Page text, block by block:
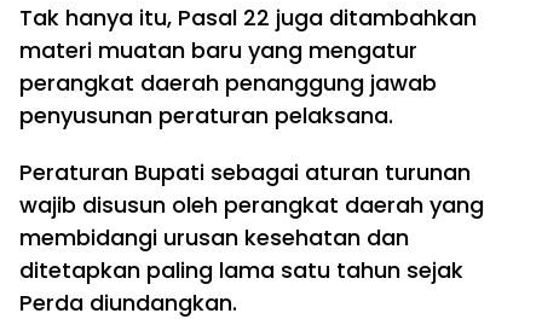
Tak hanya itu, Pasal 22 juga ditambahkan
materi muatan baru yang mengatur
perangkat daerah penanggung jawab
penyusunan peraturan pelaksana.
Peraturan Bupati sebagai aturan turunan
wajib disusun oleh perangkat daerah yang
membidangi urusan kesehatan dan
ditetapkan paling lama satu tahun sejak
Perda diundangkan.